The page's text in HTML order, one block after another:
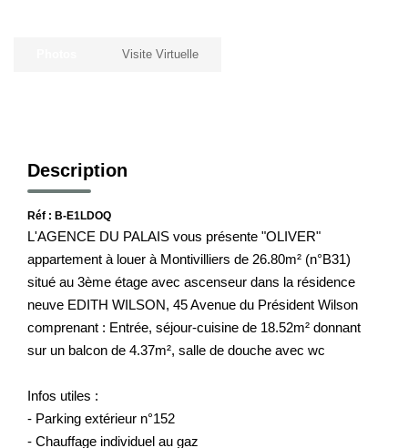
Visite Virtuelle
Description
Réf : B-E1LDOQ
L'AGENCE DU PALAIS vous présente "OLIVER"
appartement à louer à Montivilliers de 26.80m² (n°B31)
situé au 3ème étage avec ascenseur dans la résidence
neuve EDITH WILSON, 45 Avenue du Président Wilson
comprenant : Entrée, séjour-cuisine de 18.52m² donnant
sur un balcon de 4.37m², salle de douche avec wc
Infos utiles :
- Parking extérieur n°152
- Chauffage individuel au gaz